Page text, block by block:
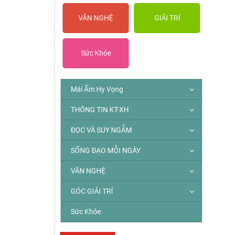
VĂN NGHỆ GIẢI TRÍ
Sức Khỏe
Mái Ấm Hy Vọng
THÔNG TIN KT-XH
ĐỌC VÀ SUY NGẪM
SỐNG ĐẠO MỖI NGÀY
VĂN NGHỆ
GÓC GIẢI TRÍ
Sức Khỏe